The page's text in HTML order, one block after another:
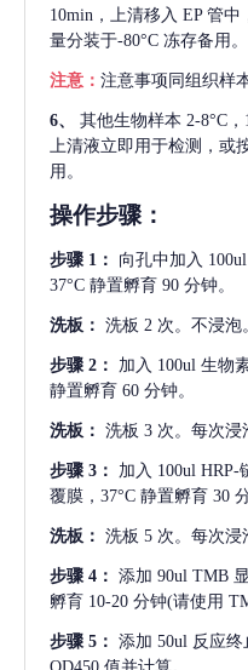
10min，上清移入 EP 管
量分装于-80°C 冻存备用。
注意： 注意事项同组织样本
6、 其他生物样本 2-8°C
上清液立即用于检测，或
用。
操作步骤：
步骤 1： 向孔中加入
37°C 静置孵育 90 分钟。
洗板： 洗板 2 次。不浸泡
步骤 2： 加入 100ul 生物
静置孵育 60 分钟。
洗板： 洗板 3 次。每次浸
步骤 3： 加入 100ul HRP-
覆膜，37°C 静置孵育 30 分
洗板： 洗板 5 次。每次浸
步骤 4： 添加 90ul TMB
孵育 10-20 分钟(请使用
步骤 5： 添加 50ul 反应终